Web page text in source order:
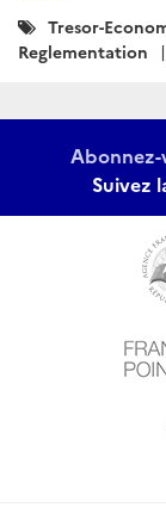
Catégories
:
Tresor-
Reglementation
Suivez